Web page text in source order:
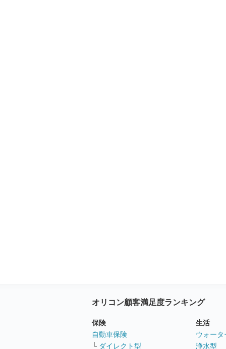
オリコン顧客満足度ランキング
保険
自動車保険
└ ダイレクト型
生活
ウォー
浄水型